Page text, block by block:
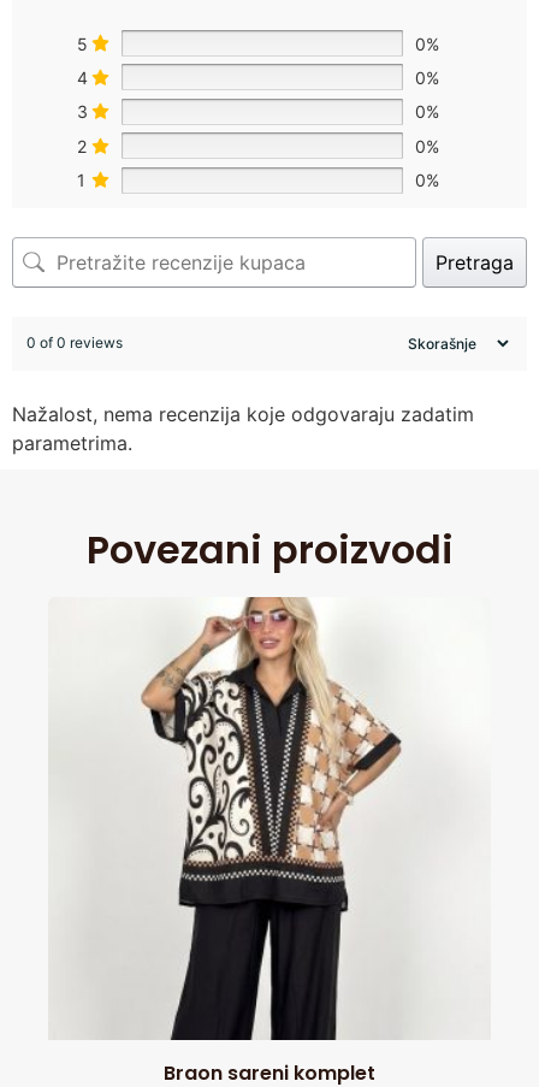
5
0%
4
0%
3
0%
2
0%
1
0%
Pretraga
0 of 0 reviews
Nažalost, nema recenzija koje odgovaraju zadatim
parametrima.
Povezani proizvodi
Braon sareni komplet